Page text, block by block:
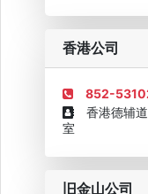
企业诚信AAAAA
香港公司
852-
香港德辅道
室
旧金山公司